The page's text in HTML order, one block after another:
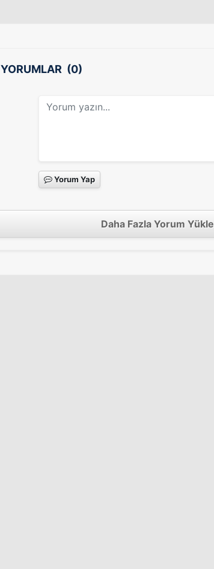
YORUMLAR (0)
Yorum Yap
Daha Fazla Yorum Yükle